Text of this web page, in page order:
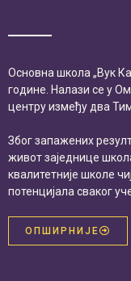
Основна школа „Вук
године. Налази се у
центру између два
Због запажених
живот заједнице
квалитетније школе
потенцијала сваког
ОПШИРНИЈЕ